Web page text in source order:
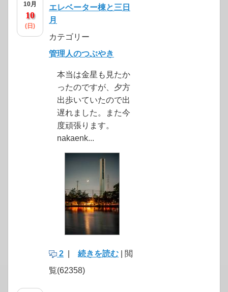
10月
10
(日)
エレベーター棟と三日
月
カテゴリー
管理人のつぶやき
本当は金星も見たか
ったのですが、夕方
出歩いていたので出
遅れました。また今
度頑張ります。
nakaenk...
2 続きを読む | 閲
覧(62358)